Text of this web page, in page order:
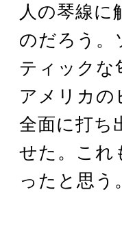
人の琴線
のだろう。
ティックな
アメリカの
全面に打ち
せた。これ
ったと思う。